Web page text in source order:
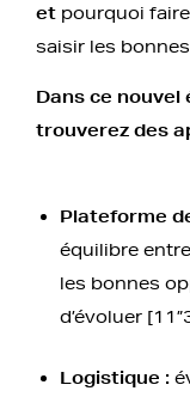
et pourquoi
saisir les
Dans ce nouvel
trouverez des
Plateforme
équilibre
les bonnes
d’évoluer
Logistique :